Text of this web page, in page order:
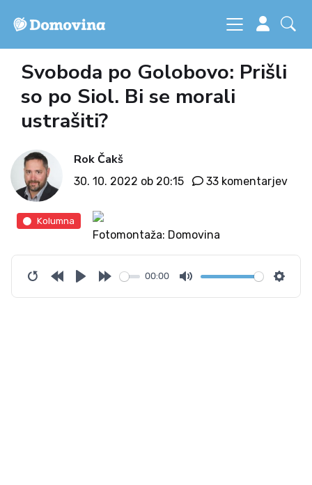
Svoboda po Golobovo: Prišli
so po Siol. Bi se morali
ustrašiti?
Rok Čakš
30. 10. 2022 ob 20:15 33 komentarjev
Fotomontaža: Domovina
Kolumna
00:00